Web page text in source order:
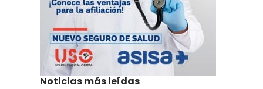
Noticias más leídas